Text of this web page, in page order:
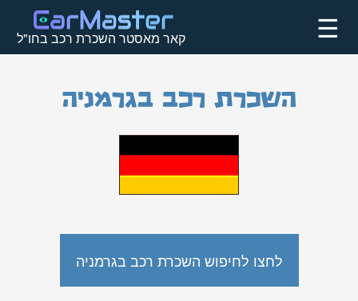
קאר מאסטר השכרת רכב בחו"ל ☰
השכרת רכב בגרמניה
לחצו לחיפוש השכרת רכב בגרמניה